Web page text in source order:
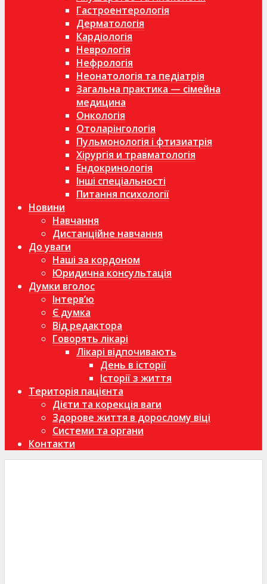
Гастроентерологія
Дерматологія
Кардіологія
Неврологія
Нефрологія
Неонатологія та педіатрія
Загальна практика — сімейна
медицина
Онкологія
Отоларінгологія
Пульмонологія і фтизиатрія
Хірургія и травматологія
Ендокринологія
Інші спеціальності
Питання психології
Новини
Навчання
Дистанційне навчання
До уваги
Наші за кордоном
Юридична консультація
Думки вголос
Інтерв’ю
Є думка
Від редактора
Говорять лікарі
Лікарі відпочивають
День в історії
Історії з життя
Територія пацієнта
Дієти та корекція ваги
Здорове життя в дорослому віці
Системи та органи
Контакти